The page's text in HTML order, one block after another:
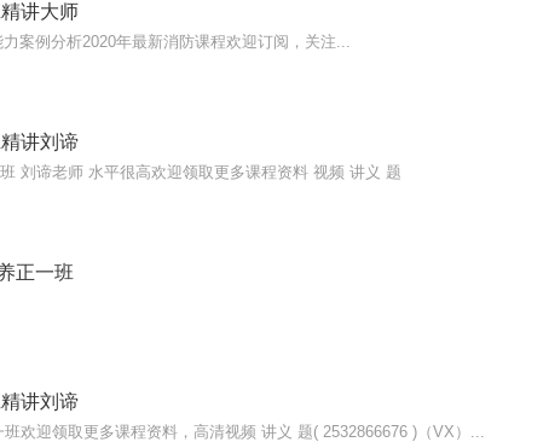
讲大师
案例分析2020年最新消防课程欢迎订阅，关注...
讲刘谛
刘谛老师 水平很高欢迎领取更多课程资料 视频 讲义 题
正一班
讲刘谛
欢迎领取更多课程资料，高清视频 讲义 题( 2532866676 )（VX）...